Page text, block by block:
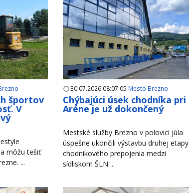
športov
V
môžu tešiť
...
30.07.2026 08:07:05 Mesto Brezno
Chýbajúci úsek chodníka pri
Aréne je už dokončený
Mestské služby Brezno v polovici júla
úspešne ukončili výstavbu druhej etapy
chodníkového prepojenia medzi
sídliskom ŠLN ...